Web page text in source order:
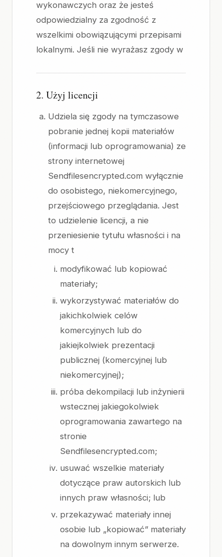
wykonawczych oraz że jesteś
odpowiedzialny za zgodność z
wszelkimi obowiązującymi przepisami
lokalnymi. Jeśli nie wyrażasz zgody w
2. Użyj licencji
Udziela się zgody na tymczasowe
pobranie jednej kopii materiałów
(informacji lub oprogramowania) ze
strony internetowej
Sendfilesencrypted.com wyłącznie
do osobistego, niekomercyjnego,
przejściowego przeglądania. Jest
to udzielenie licencji, a nie
przeniesienie tytułu własności i na
mocy t
modyfikować lub kopiować
materiały;
wykorzystywać materiałów do
jakichkolwiek celów
komercyjnych lub do
jakiejkolwiek prezentacji
publicznej (komercyjnej lub
niekomercyjnej);
próba dekompilacji lub inżynierii
wstecznej jakiegokolwiek
oprogramowania zawartego na
stronie
Sendfilesencrypted.com;
usuwać wszelkie materiały
dotyczące praw autorskich lub
innych praw własności; lub
przekazywać materiały innej
osobie lub „kopiować” materiały
na dowolnym innym serwerze.